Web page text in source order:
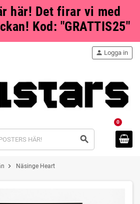
här! Det firar vi med
Kod: "GRATTIS25"
search
person Logga in
0
chevron_right Näsinge Heart